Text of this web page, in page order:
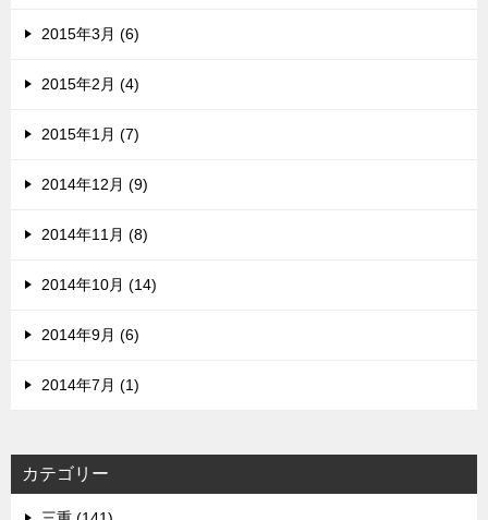
2015年3月 (6)
2015年2月 (4)
2015年1月 (7)
2014年12月 (9)
2014年11月 (8)
2014年10月 (14)
2014年9月 (6)
2014年7月 (1)
カテゴリー